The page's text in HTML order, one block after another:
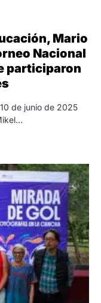
Mario
Nacional
participaron
de junio de 2025